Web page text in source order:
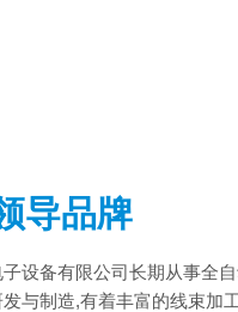
导品牌
设备有限公司长期从事全
与制造,有着丰富的线束加